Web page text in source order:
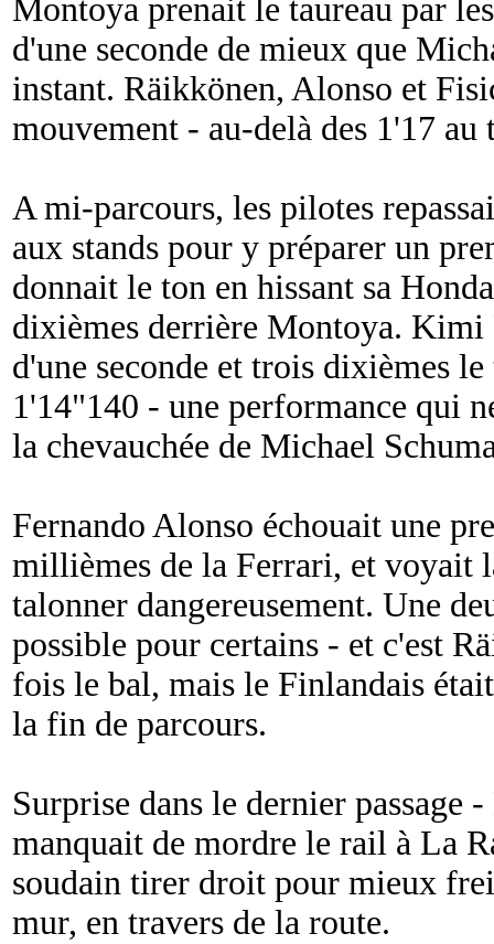
Montoya prenait le taureau par
d'une seconde de mieux que
instant. Räikkönen, Alonso et
mouvement - au-delà des 1'17 au
A mi-parcours, les pilotes
aux stands pour y préparer un
donnait le ton en hissant sa
dixièmes derrière Montoya.
d'une seconde et trois dixièmes
1'14"140 - une performance qui
la chevauchée de Michael
Fernando Alonso échouait une
millièmes de la Ferrari, et voyait
talonner dangereusement. Une
possible pour certains - et c'est
fois le bal, mais le Finlandais
la fin de parcours.
Surprise dans le dernier passage
manquait de mordre le rail à La
soudain tirer droit pour mieux
mur, en travers de la route.